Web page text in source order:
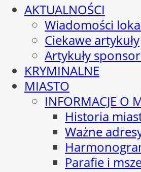
AKTUALNOŚCI
Wiadomości
Ciekawe artykuły
Artykuły
KRYMINALNE
MIASTO
INFORMACJE O
Historia
Ważne
Parafie i